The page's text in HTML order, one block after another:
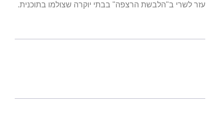
עזר לשרי ב"הלבשת הרצפה" בבתי יוקרה שצולמו בתוכנית.